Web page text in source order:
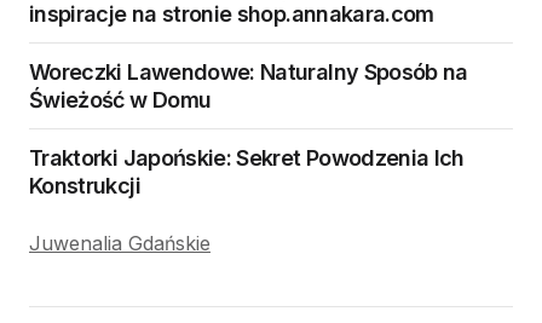
inspiracje na stronie shop.annakara.com
Woreczki Lawendowe: Naturalny Sposób na
Świeżość w Domu
Traktorki Japońskie: Sekret Powodzenia Ich
Konstrukcji
Juwenalia Gdańskie